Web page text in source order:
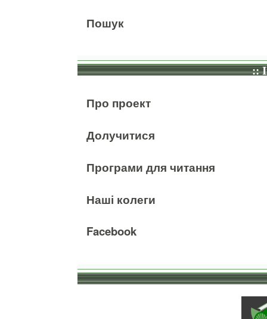
Пошук
::
Про проект
Долучитися
Програми для читання
Наші колеги
Facebook